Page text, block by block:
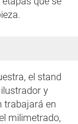
el stand
y
trabajará en
milimetrado,